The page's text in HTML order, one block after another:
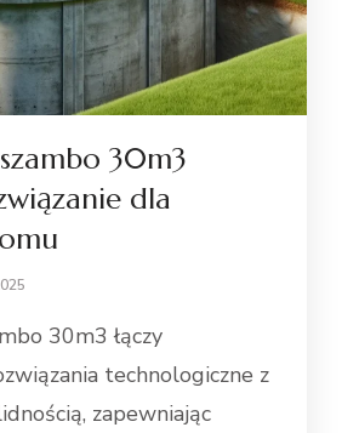
30m3
dla
30m3 łączy
technologiczne z
zapewniając